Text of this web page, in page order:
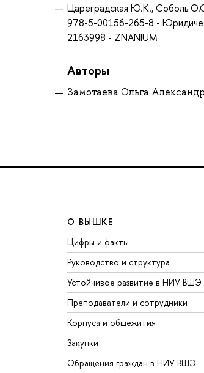
Цареградская Ю.К., Соболь
978-5-00156-265-8 -
2163998 - ZNANIUM
Авторы
Замотаева Ольга
О ВЫШКЕ
Цифры и факты
Руководство и структура
Устойчивое развитие в НИУ ВШЭ
Преподаватели и сотрудники
Корпуса и общежития
Закупки
Обращения граждан в НИУ ВШЭ